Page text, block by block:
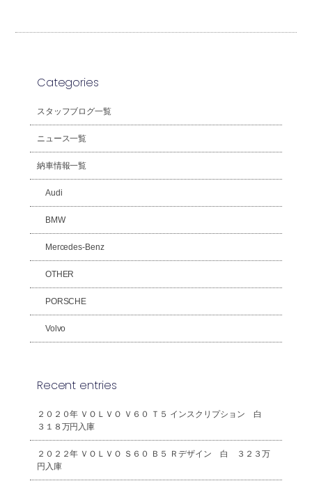
Categories
スタッフブログ一覧
ニュース一覧
納車情報一覧
Audi
BMW
Mercedes-Benz
OTHER
PORSCHE
Volvo
Recent entries
２０２０年 ＶＯＬＶＯ Ｖ６０ Ｔ５ インスクリプション 白
３１８万円入庫
２０２２年 ＶＯＬＶＯ Ｓ６０ Ｂ５ Ｒデザイン 白 ３２３万
円入庫